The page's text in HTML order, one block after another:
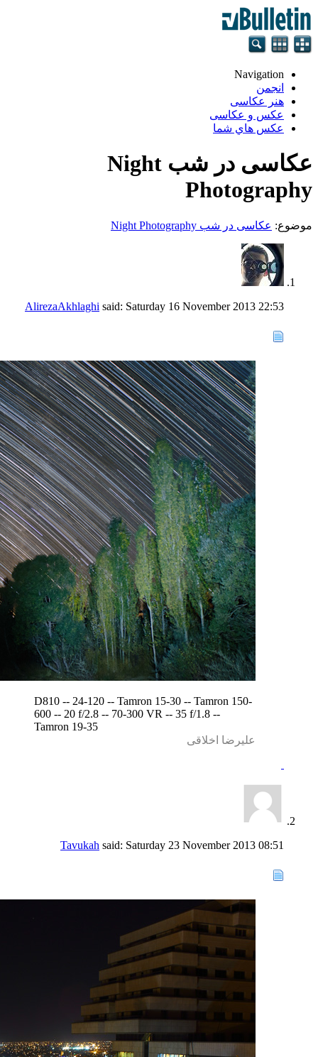
Navigation
انجمن
هنر عکاسی
عکس و عکاسی
عكس هاي شما
عکاسی در شب Night
Photography
موضوع: عکاسی در شب Night Photography
AlirezaAkhlaghi said: Saturday 16 November 2013 22:53
D810 -- 24-120 -- Tamron 15-30 -- Tamron 150-
600 -- 20 f/2.8 -- 70-300 VR -- 35 f/1.8 --
Tamron 19-35
علیرضا اخلاقی
Tavukah said: Saturday 23 November 2013 08:51